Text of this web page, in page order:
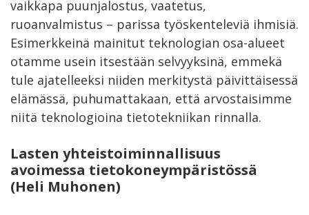
vaikkapa puunjalostus, vaatetus,
ruoanvalmistus – parissa työskenteleviä ihmisiä.
Esimerkkeinä mainitut teknologian osa-alueet
otamme usein itsestään selvyyksinä, emmekä
tule ajatelleeksi niiden merkitystä päivittäisessä
elämässä, puhumattakaan, että arvostaisimme
niitä teknologioina tietotekniikan rinnalla.
Lasten yhteistoiminnallisuus
avoimessa tietokoneympäristössä
(Heli Muhonen)